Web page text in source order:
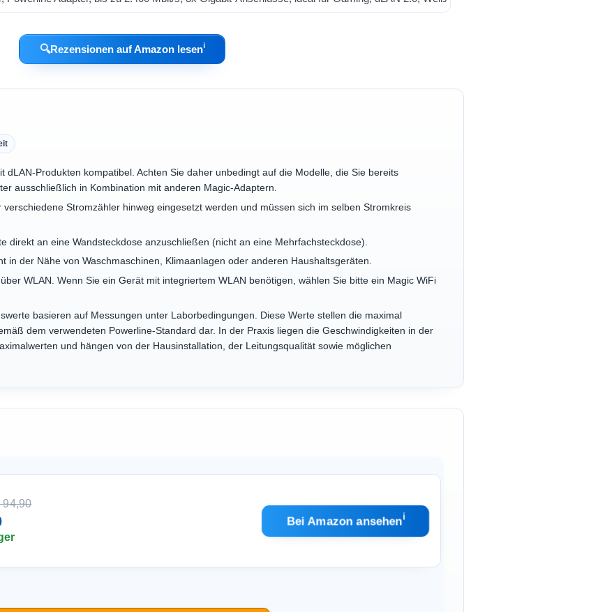
🔍Rezensionen auf Amazon lesenℹ︎
dLAN-Produkten kompatibel. Achten Sie daher unbedingt auf die Modelle, die Sie bereits
ausschließlich in Kombination mit anderen Magic-Adaptern.
Stromzähler hinweg eingesetzt werden und müssen sich im selben Stromkreis
direkt an eine Wandsteckdose anzuschließen (nicht an eine Mehrfachsteckdose).
in der Nähe von Waschmaschinen, Klimaanlagen oder anderen Haushaltsgeräten.
WLAN. Wenn Sie ein Gerät mit integriertem WLAN benötigen, wählen Sie bitte ein Magic WiFi
basieren auf Messungen unter Laborbedingungen. Diese Werte stellen die maximal
dem verwendeten Powerline-Standard dar. In der Praxis liegen die Geschwindigkeiten in der
und hängen von der Hausinstallation, der Leitungsqualität sowie möglichen
94,90
Bei Amazon ansehenℹ︎